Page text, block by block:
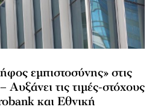
εμπιστοσύνης» στις
Αυξάνει τις τιμές-στόχους
και Εθνική